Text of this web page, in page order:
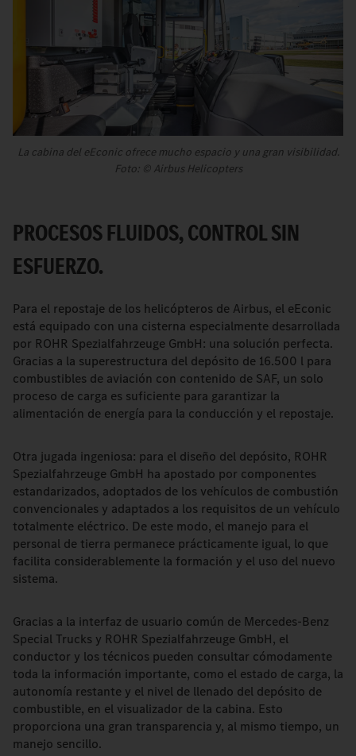
La cabina del eEconic ofrece mucho espacio y una gran visibilidad.
Foto: © Airbus Helicopters
PROCESOS FLUIDOS, CONTROL SIN
ESFUERZO.
Para el repostaje de los helicópteros de Airbus, el eEconic
está equipado con una cisterna especialmente desarrollada
por ROHR Spezialfahrzeuge GmbH: una solución perfecta.
Gracias a la superestructura del depósito de 16.500 l para
combustibles de aviación con contenido de SAF, un solo
proceso de carga es suficiente para garantizar la
alimentación de energía para la conducción y el repostaje.
Otra jugada ingeniosa: para el diseño del depósito, ROHR
Spezialfahrzeuge GmbH ha apostado por componentes
estandarizados, adoptados de los vehículos de combustión
convencionales y adaptados a los requisitos de un vehículo
totalmente eléctrico. De este modo, el manejo para el
personal de tierra permanece prácticamente igual, lo que
facilita considerablemente la formación y el uso del nuevo
sistema.
Gracias a la interfaz de usuario común de Mercedes-Benz
Special Trucks y ROHR Spezialfahrzeuge GmbH, el
conductor y los técnicos pueden consultar cómodamente
toda la información importante, como el estado de carga, la
autonomía restante y el nivel de llenado del depósito de
combustible, en el visualizador de la cabina. Esto
proporciona una gran transparencia y, al mismo tiempo, un
manejo sencillo.